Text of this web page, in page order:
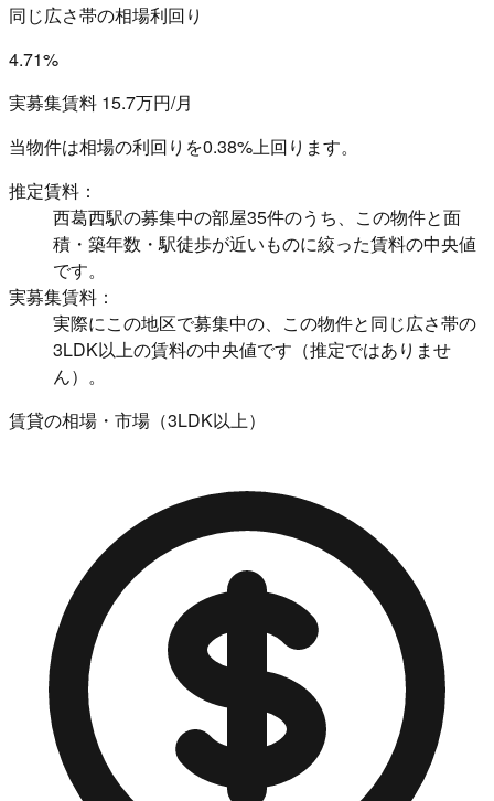
同じ広さ帯の相場利回り
4.71%
実募集賃料 15.7万円/月
当物件は相場の利回りを0.38%上回ります。
推定賃料：
西葛西駅の募集中の部屋35件のうち、この物件と面
積・築年数・駅徒歩が近いものに絞った賃料の中央値
です。
実募集賃料：
実際にこの地区で募集中の、この物件と同じ広さ帯の
3LDK以上の賃料の中央値です（推定ではありませ
ん）。
賃貸の相場・市場（3LDK以上）